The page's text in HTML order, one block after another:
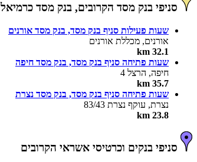
סניפי בנק מסד הקרובים, בנק מסד כרמיאל
שעות פעילות סניף בנק מסד, בנק מסד אורנים
אורנים, מכללת אורנים
32.1 km
שעות פתיחה סניף בנק מסד, בנק מסד חיפה
חיפה, הרצל 4
35.7 km
שעות פתיחה סניף בנק מסד, בנק מסד נצרת
נצרת, עוקף נצרת 83/43
23.8 km
סניפי בנקים וכרטיסי אשראי הקרובים